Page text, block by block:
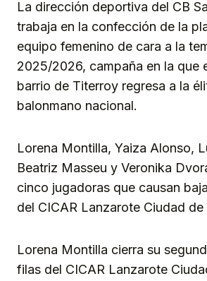
La dirección deportiva del CB
trabaja en la confección de la
equipo femenino de cara a la
2025/2026, campaña en la que
barrio de Titerroy regresa a la
balonmano nacional.
Lorena Montilla, Yaiza Alonso,
Beatriz Masseu y Veronika
cinco jugadoras que causan
del CICAR Lanzarote Ciudad de
Lorena Montilla cierra su
filas del CICAR Lanzarote